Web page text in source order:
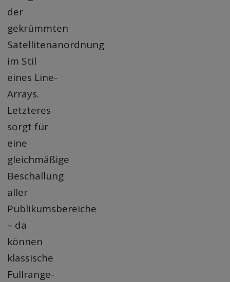
der
gekrümmten
Satellitenanordnung
im Stil
eines Line-
Arrays.
Letzteres
sorgt für
eine
gleichmäßige
Beschallung
aller
Publikumsbereiche
– da
können
klassische
Fullrange-